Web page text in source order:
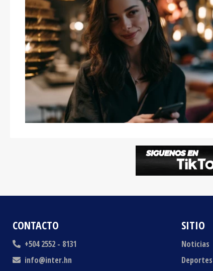
CONTACTO
+504 2552 - 8131
info@inter.hn
SITIO
Noticias
Deportes